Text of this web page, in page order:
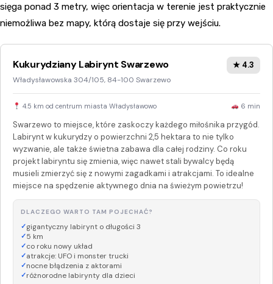
sięga ponad 3 metry, więc orientacja w terenie jest praktycznie
niemożliwa bez mapy, którą dostaje się przy wejściu.
Kukurydziany Labirynt Swarzewo
Władysławowska 304/105, 84-100 Swarzewo
★ 4.3
4.5 km od centrum miasta Władysławowo 6 min
Swarzewo to miejsce, które zaskoczy każdego miłośnika przygód.
Labirynt w kukurydzy o powierzchni 2,5 hektara to nie tylko
wyzwanie, ale także świetna zabawa dla całej rodziny. Co roku
projekt labiryntu się zmienia, więc nawet stali bywalcy będą
musieli zmierzyć się z nowymi zagadkami i atrakcjami. To idealne
miejsce na spędzenie aktywnego dnia na świeżym powietrzu!
DLACZEGO WARTO TAM POJECHAĆ?
gigantyczny labirynt o długości 3
5 km
co roku nowy układ
atrakcje: UFO i monster trucki
nocne błądzenia z aktorami
różnorodne labirynty dla dzieci